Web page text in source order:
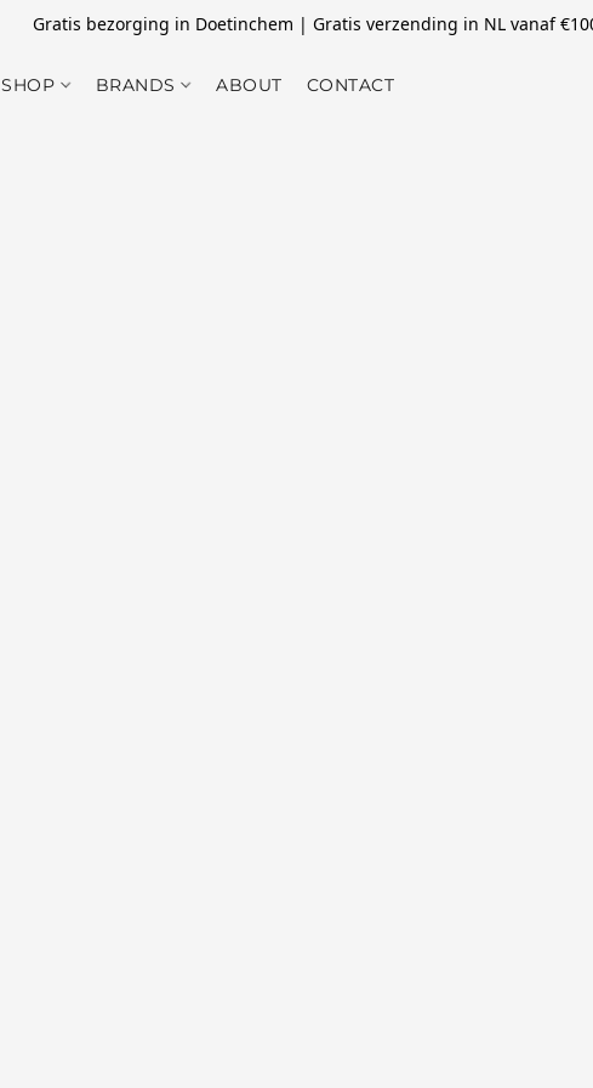
Gratis bezorging in Doetinchem | Gratis verzending in NL vanaf
SHOP BRANDS ABOUT CONTACT